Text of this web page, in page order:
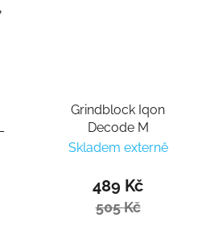
Grindblock Iqon
Decode M
Skladem externě
489 Kč
505 Kč